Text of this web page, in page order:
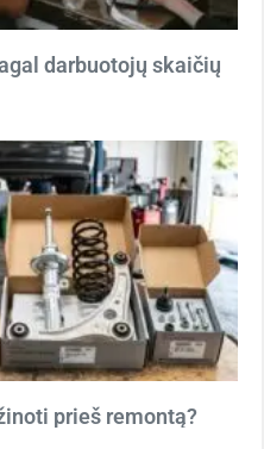
darbuotojų skaičių
prieš remontą?